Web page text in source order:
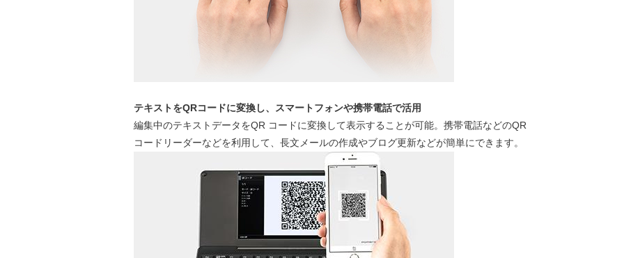
テキストをQRコードに変換し、スマートフォンや携帯電話で活用
編集中のテキストデータをQR コードに変換して表示することが可能。携帯電話などのQR
コードリーダーなどを利用して、長文メールの作成やブログ更新などが簡単にできます。